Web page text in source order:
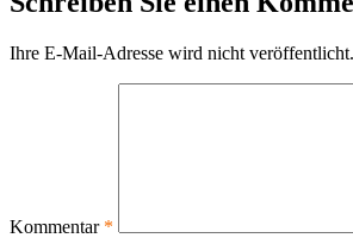
Ihre E-Mail-Adresse wird nicht veröffentlicht.
Kommentar *